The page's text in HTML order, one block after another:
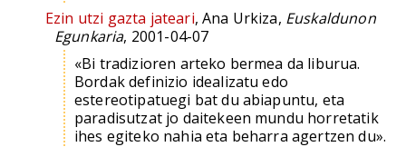
Ezin utzi gazta jateari, Ana Urkiza, Euskaldunon
Egunkaria, 2001-04-07
«Bi tradizioren arteko bermea da liburua.
Bordak definizio idealizatu edo
estereotipatuegi bat du abiapuntu, eta
paradisutzat jo daitekeen mundu horretatik
ihes egiteko nahia eta beharra agertzen du».